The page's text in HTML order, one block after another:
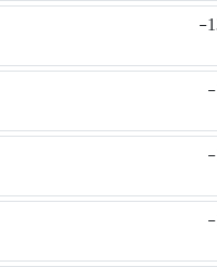
دوره 10 (1397-
دوره 9 (1396-
دوره 8 (1395-
دوره 7 (1394-